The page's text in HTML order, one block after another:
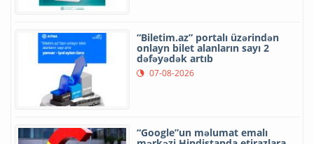
“Biletim.az” portalı üzərindən
onlayn bilet alanların sayı 2
dəfəyədək artıb
07-08-2026
“Google”un məlumat emalı